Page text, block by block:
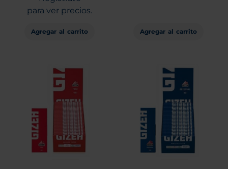
para ver precios.
Agregar al carrito Agregar al carrito